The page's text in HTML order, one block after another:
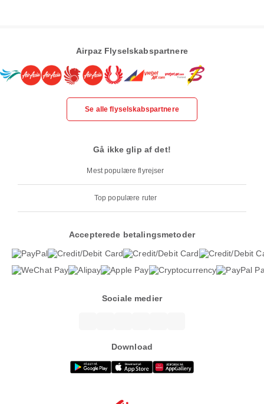
Airpaz Flyselskabspartnere
Se alle flyselskabspartnere
Gå ikke glip af det!
Mest populære flyrejser
Top populære ruter
Accepterede betalingsmetoder
Sociale medier
Download